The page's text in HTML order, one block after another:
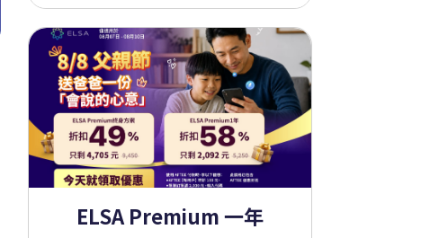
ELSA Premium 一年